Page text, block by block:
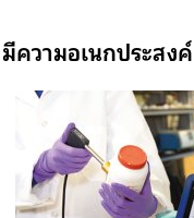
มีความอเนกประสง